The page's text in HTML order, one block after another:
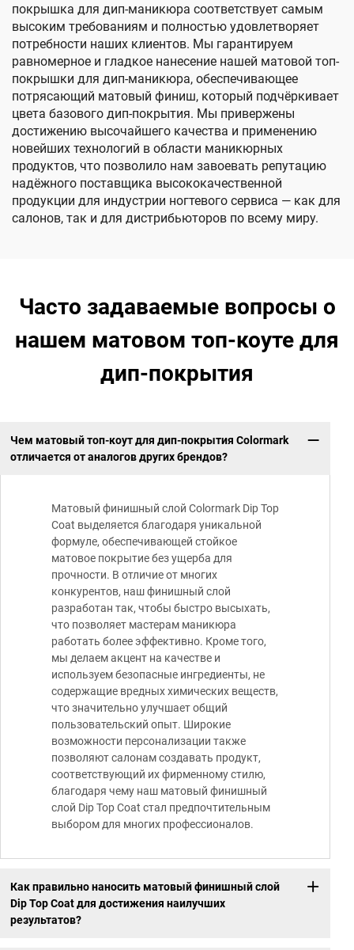
покрышка для дип-маникюра соответствует самым
высоким требованиям и полностью удовлетворяет
потребности наших клиентов. Мы гарантируем
равномерное и гладкое нанесение нашей матовой топ-
покрышки для дип-маникюра, обеспечивающее
потрясающий матовый финиш, который подчёркивает
цвета базового дип-покрытия. Мы привержены
достижению высочайшего качества и применению
новейших технологий в области маникюрных
продуктов, что позволило нам завоевать репутацию
надёжного поставщика высококачественной
продукции для индустрии ногтевого сервиса — как для
салонов, так и для дистрибьюторов по всему миру.
Часто задаваемые вопросы о
нашем матовом топ-коуте для
дип-покрытия
Чем матовый топ-коут для дип-покрытия Colormark
отличается от аналогов других брендов?
Матовый финишный слой Colormark Dip Top
Coat выделяется благодаря уникальной
формуле, обеспечивающей стойкое
матовое покрытие без ущерба для
прочности. В отличие от многих
конкурентов, наш финишный слой
разработан так, чтобы быстро высыхать,
что позволяет мастерам маникюра
работать более эффективно. Кроме того,
мы делаем акцент на качестве и
используем безопасные ингредиенты, не
содержащие вредных химических веществ,
что значительно улучшает общий
пользовательский опыт. Широкие
возможности персонализации также
позволяют салонам создавать продукт,
соответствующий их фирменному стилю,
благодаря чему наш матовый финишный
слой Dip Top Coat стал предпочтительным
выбором для многих профессионалов.
Как правильно наносить матовый финишный слой
Dip Top Coat для достижения наилучших
результатов?